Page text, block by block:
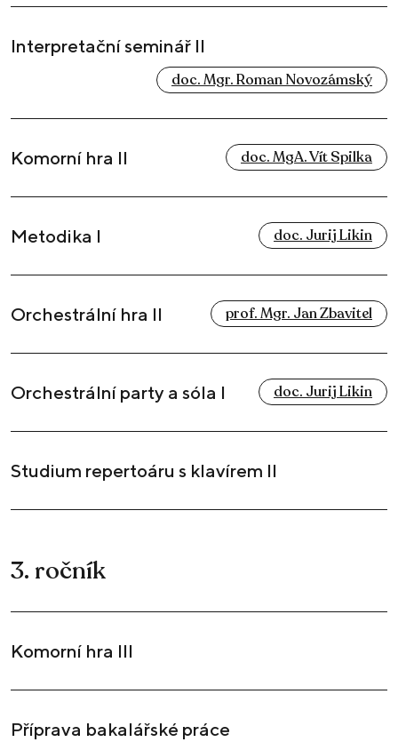
Interpretační seminář II
doc. Mgr. Roman Novozámský
Komorní hra II doc. MgA. Vít Spilka
Metodika I doc. Jurij Likin
Orchestrální hra II prof. Mgr. Jan Zbavitel
Orchestrální party a sóla I doc. Jurij Likin
Studium repertoáru s klavírem II
3. ročník
Komorní hra III
Příprava bakalářské práce